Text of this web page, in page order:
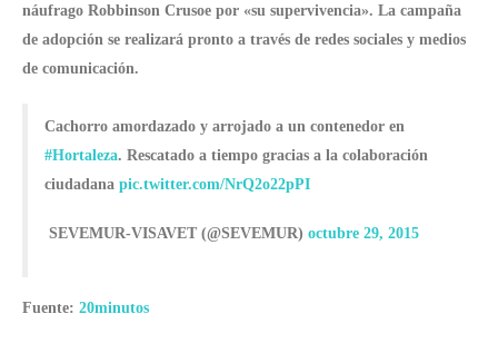
náufrago Robbinson Crusoe por «su supervivencia». La campaña
de adopción se realizará pronto a través de redes sociales y medios
de comunicación.
Cachorro amordazado y arrojado a un contenedor en
#Hortaleza. Rescatado a tiempo gracias a la colaboración
ciudadana pic.twitter.com/NrQ2o22pPI
 SEVEMUR-VISAVET (@SEVEMUR) octubre 29, 2015
Fuente: 20minutos